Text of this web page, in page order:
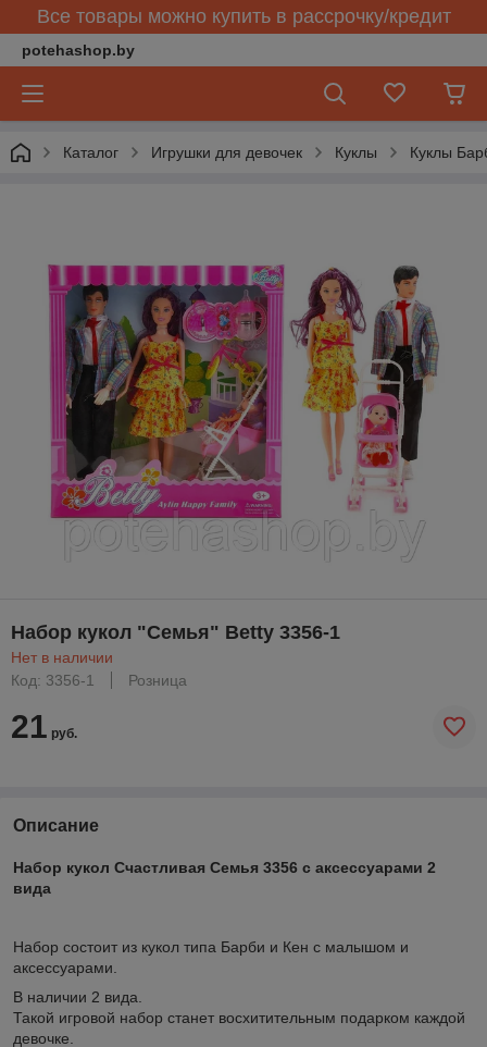
Все товары можно купить в рассрочку/кредит
potehashop.by
Каталог Игрушки для девочек Куклы Куклы
Набор кукол "Семья" Betty 3356-1
Нет в наличии
Код: 3356-1
Розница
21 руб.
Описание
Набор кукол Счастливая Семья 3356 с аксессуарами 2
вида
Набор состоит из кукол типа Барби и Кен с малышом и
аксессуарами.
В наличии 2 вида.
Такой игровой набор станет восхитительным подарком каждой
девочке.